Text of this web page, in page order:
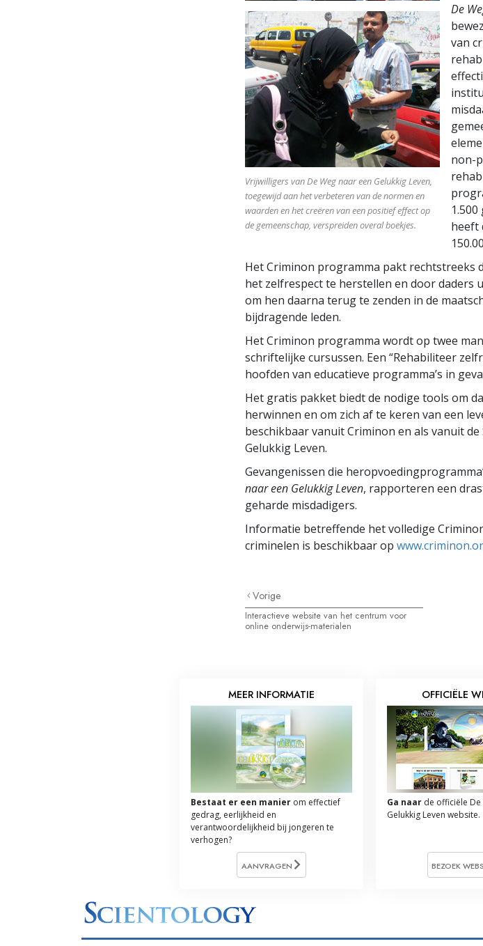
Vrijwilligers van De Weg naar een Gelukkig Leven,
toegewijd aan het verbeteren van de normen en
waarden en het creëren van een positief effect op
de gemeenschap, verspreiden overal boekjes.
De
van
non-
heeft
Het Criminon programma pakt rechtstreeks
het zelfrespect te herstellen en door daders
om hen daarna terug te zenden in de
bijdragende leden.
Het Criminon programma wordt op twee
schriftelijke cursussen. Een “Rehabiliteer
hoofden van educatieve programma’s in
Het gratis pakket biedt de nodige tools om
herwinnen en om zich af te keren van een
beschikbaar vanuit Criminon en als vanuit
Gelukkig Leven.
Gevangenissen die
naar een Gelukkig Leven, rapporteren een
geharde misdadigers.
Informatie betreffende het volledige
criminelen is beschikbaar op
Vorige
Interactieve website van het centrum voor
online onderwijs-materialen
MEER INFORMATIE
Bestaat er een manier om effectief
gedrag, eerlijkheid en
verantwoordelijkheid bij jongeren te
verhogen?
AANVRAGEN
OFFICIËLE
Ga naarde officiële De
Gelukkig Leven website.
BEZOEK